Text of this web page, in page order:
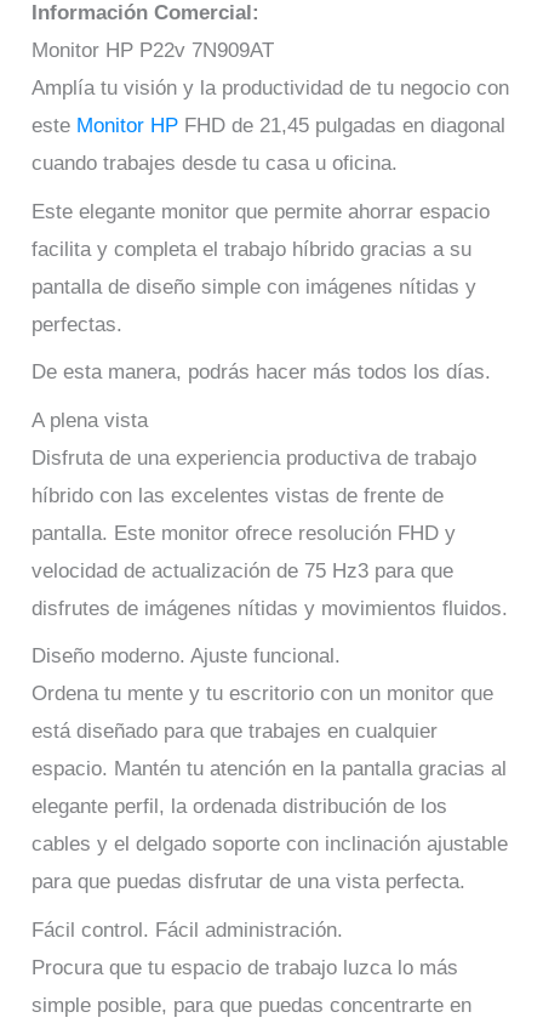
Información Comercial:
Monitor HP P22v 7N909AT
Amplía tu visión y la productividad de tu negocio con
este Monitor HP FHD de 21,45 pulgadas en diagonal
cuando trabajes desde tu casa u oficina.
Este elegante monitor que permite ahorrar espacio
facilita y completa el trabajo híbrido gracias a su
pantalla de diseño simple con imágenes nítidas y
perfectas.
De esta manera, podrás hacer más todos los días.
A plena vista
Disfruta de una experiencia productiva de trabajo
híbrido con las excelentes vistas de frente de
pantalla. Este monitor ofrece resolución FHD y
velocidad de actualización de 75 Hz3 para que
disfrutes de imágenes nítidas y movimientos fluidos.
Diseño moderno. Ajuste funcional.
Ordena tu mente y tu escritorio con un monitor que
está diseñado para que trabajes en cualquier
espacio. Mantén tu atención en la pantalla gracias al
elegante perfil, la ordenada distribución de los
cables y el delgado soporte con inclinación ajustable
para que puedas disfrutar de una vista perfecta.
Fácil control. Fácil administración.
Procura que tu espacio de trabajo luzca lo más
simple posible, para que puedas concentrarte en